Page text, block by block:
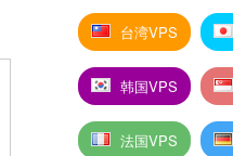
台湾VPS
韩国VPS
法国VPS